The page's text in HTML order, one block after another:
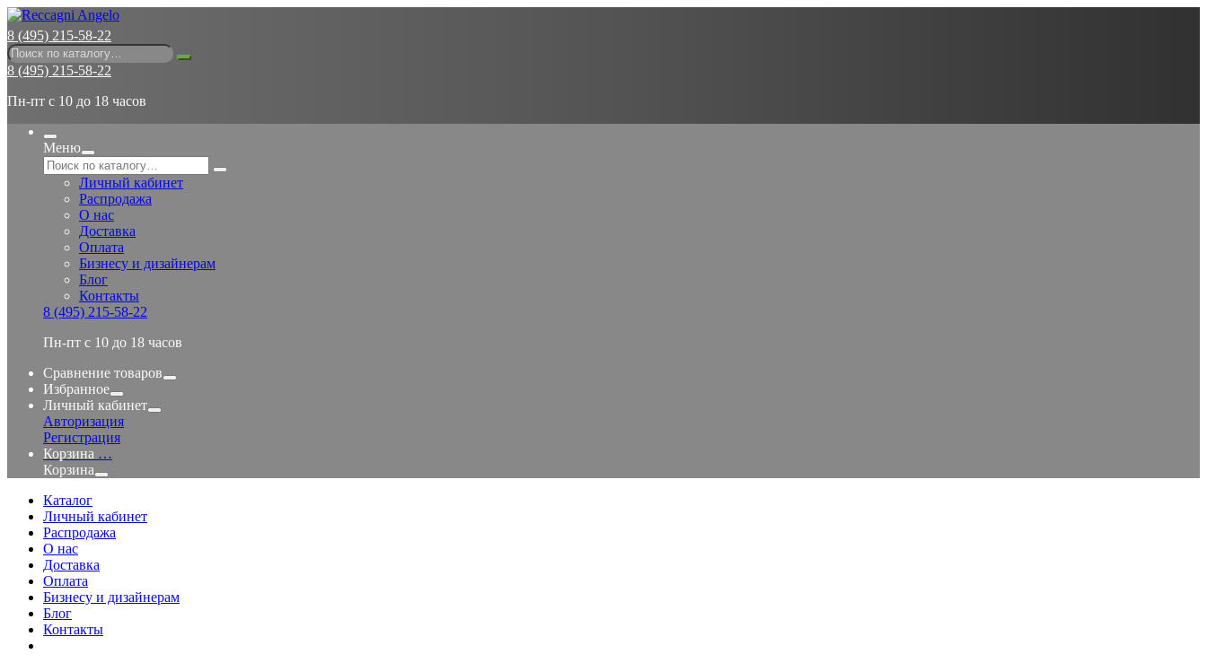
8 (495) 215-58-22
8 (495) 215-58-22
Пн-пт с 10 до 18 часов
Меню
Личный кабинет
Распродажа
О нас
Доставка
Оплата
Бизнесу и дизайнерам
Блог
Контакты
8 (495) 215-58-22
Пн-пт с 10 до 18 часов
Сравнение товаров
Избранное
Личный кабинет
Авторизация
Регистрация
Корзина …
Корзина
Каталог
Личный кабинет
Распродажа
О нас
Доставка
Оплата
Бизнесу и дизайнерам
Блог
Контакты